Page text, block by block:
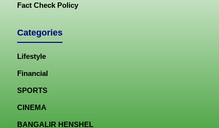
Fact Check Policy
Categories
Lifestyle
Financial
SPORTS
CINEMA
BANGALIR HENSHEL